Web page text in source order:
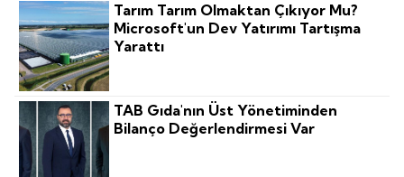
Tarım Tarım Olmaktan Çıkıyor Mu?
Microsoft'un Dev Yatırımı Tartışma
Yarattı
TAB Gıda'nın Üst Yönetiminden
Bilanço Değerlendirmesi Var